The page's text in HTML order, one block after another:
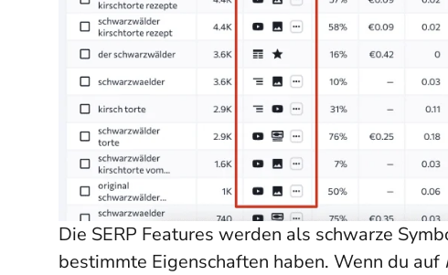
Die SERP Features werden als schwarze
bestimmte Eigenschaften haben. Wenn du auf